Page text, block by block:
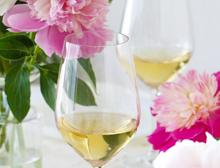
AROMA    PEONY & WINE